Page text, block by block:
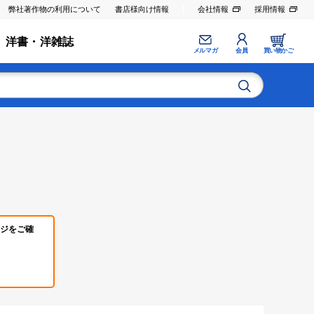
弊社著作物の利用について 書店様向け情報 会社情報 採用情報
洋書・洋雑誌
メルマガ 会員 買い物かご
をご確